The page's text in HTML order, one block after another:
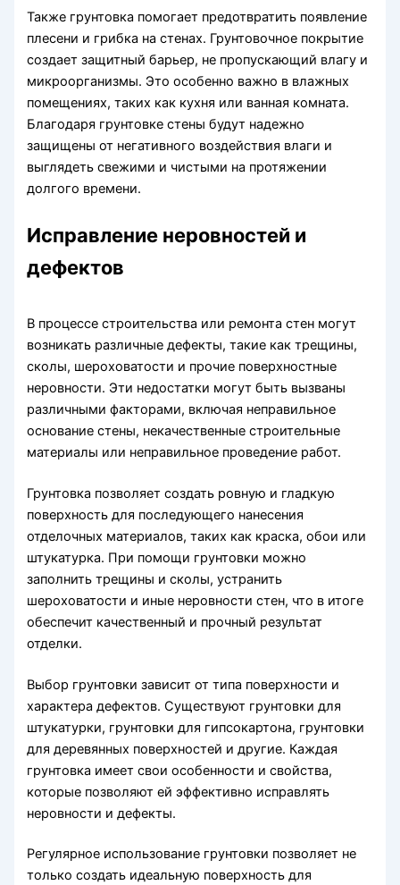
Также грунтовка помогает предотвратить появление
плесени и грибка на стенах. Грунтовочное покрытие
создает защитный барьер, не пропускающий влагу и
микроорганизмы. Это особенно важно в влажных
помещениях, таких как кухня или ванная комната.
Благодаря грунтовке стены будут надежно
защищены от негативного воздействия влаги и
выглядеть свежими и чистыми на протяжении
долгого времени.
Исправление неровностей и
дефектов
В процессе строительства или ремонта стен могут
возникать различные дефекты, такие как трещины,
сколы, шероховатости и прочие поверхностные
неровности. Эти недостатки могут быть вызваны
различными факторами, включая неправильное
основание стены, некачественные строительные
материалы или неправильное проведение работ.
Грунтовка позволяет создать ровную и гладкую
поверхность для последующего нанесения
отделочных материалов, таких как краска, обои или
штукатурка. При помощи грунтовки можно
заполнить трещины и сколы, устранить
шероховатости и иные неровности стен, что в итоге
обеспечит качественный и прочный результат
отделки.
Выбор грунтовки зависит от типа поверхности и
характера дефектов. Существуют грунтовки для
штукатурки, грунтовки для гипсокартона, грунтовки
для деревянных поверхностей и другие. Каждая
грунтовка имеет свои особенности и свойства,
которые позволяют ей эффективно исправлять
неровности и дефекты.
Регулярное использование грунтовки позволяет не
только создать идеальную поверхность для